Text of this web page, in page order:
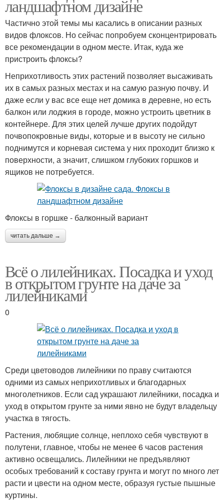
ландшафтном дизайне
Частично этой темы мы касались в описании разных
видов флоксов. Но сейчас попробуем сконцентрировать
все рекомендации в одном месте. Итак, куда же
пристроить флоксы?
Неприхотливость этих растений позволяет высаживать
их в самых разных местах и на самую разную почву. И
даже если у вас все еще нет домика в деревне, но есть
балкон или лоджия в городе, можно устроить цветник в
контейнере. Для этих целей лучше других подойдут
почвопокровные виды, которые и в высоту не сильно
поднимутся и корневая система у них проходит близко к
поверхности, а значит, слишком глубоких горшков и
ящиков не потребуется.
Флоксы в горшке - балконный вариант
читать дальше →
Всё о лилейниках. Посадка и уход
в открытом грунте на даче за
лилейниками
0
Среди цветоводов лилейники по праву считаются
одними из самых неприхотливых и благодарных
многолетников. Если сад украшают лилейники, посадка и
уход в открытом грунте за ними явно не будут владельцу
участка в тягость.
Растения, любящие солнце, неплохо себя чувствуют в
полутени, главное, чтобы не менее 6 часов растения
активно освещались. Лилейники не предъявляют
особых требований к составу грунта и могут по много лет
расти и цвести на одном месте, образуя густые пышные
куртины.